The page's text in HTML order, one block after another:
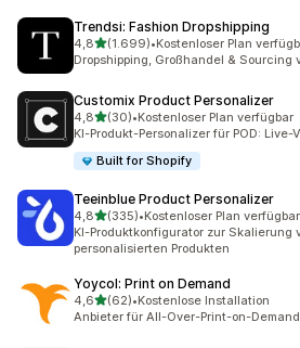
Trendsi: Fashion Dropshipping
4,8von 5 Sternen
(1.699)
1699 Rezensionen insgesamt
•Kostenloser Plan
Dropshipping, Großhandel & Sourcing
Customix Product Personalizer
4,8von 5 Sternen
(30)
30 Rezensionen insgesamt
•Kostenloser Plan verfügbar
KI-Produkt-Personalizer für POD:
Built for Shopify
Teeinblue Product Personalizer
4,8von 5 Sternen
(335)
335 Rezensionen insgesamt
•Kostenloser Plan verfügbar
KI-Produktkonfigurator zur Skalierung
personalisierten Produkten
Yoycol: Print on Demand
4,6von 5 Sternen
(62)
62 Rezensionen insgesamt
•Kostenlose Installation
Anbieter für All-Over-Print-on-